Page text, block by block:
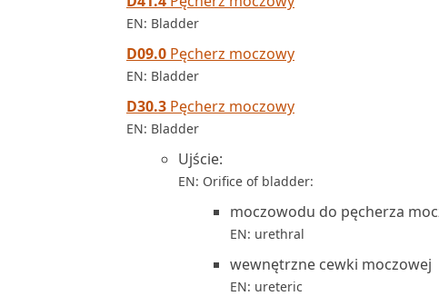
EN: Bladder
D09.0 Pęcherz moczowy
EN: Bladder
D30.3 Pęcherz moczowy
EN: Bladder
Ujście:
EN: Orifice of bladder:
moczowodu do pęcherza
EN: urethral
wewnętrzne cewki moczowej
EN: ureteric